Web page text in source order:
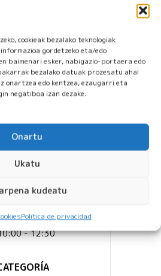
cookieak bezalako teknologiak
gordetzeko eta/edo
baimenari esker, nabigazio-portaera edo
bezalako datuak prozesatu ahal
onartzea edo kentzea, ezaugarri eta
negatiboa izan dezake.
Onartu
Ukatu
kudeatu
Política de privacidad
/ 943 37
2025 Oct 18
- 12:30